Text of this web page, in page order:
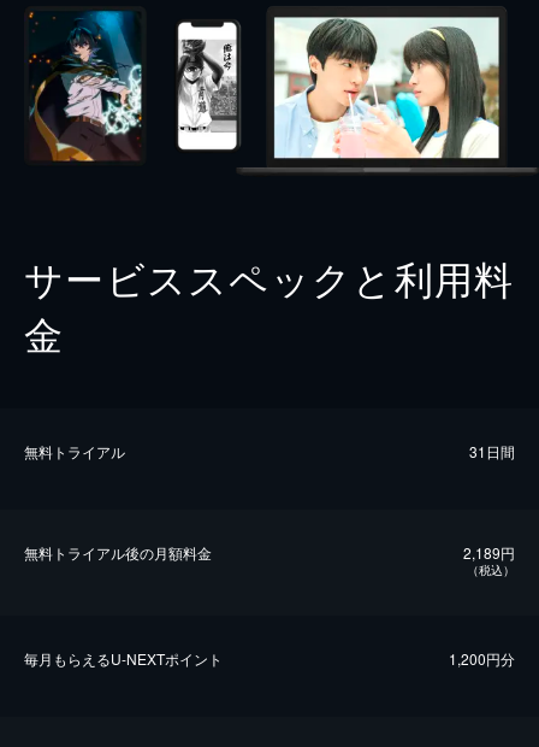
サービススペックと利用料
金
無料トライアル 31日間
無料トライアル後の⽉額料金 2,189円
（税込）
毎⽉もらえるU-NEXTポイント 1,200円分